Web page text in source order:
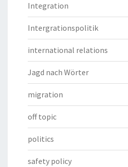
Integration
Intergrationspolitik
international relations
Jagd nach Wörter
migration
off topic
politics
safety policy